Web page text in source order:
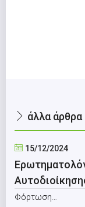
άλλα άρθρα
15/12/2024
Φόρτωση…